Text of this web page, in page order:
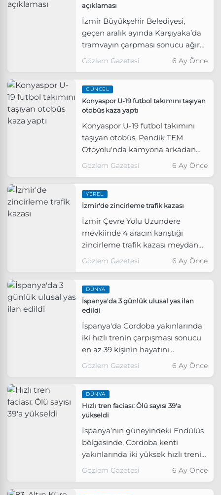
açıklaması
İzmir Büyükşehir Belediyesi,
geçen aralık ayında Karşıyaka’da
tramvayın çarpması sonucu ağır
yaralanan ve yoğun bakımda olan
alınmadığı ve kaza sonrasındaki
süreçte yetkililerin aile ile
yeterince ilgilenmediği yönündeki
iddialara ilişkin açıklama yaptı.
Gözlem Gazetesi 6 Ay Önce
GÜNCEL
Konyaspor U-19 futbol takımını taşıyan
otobüs kaza yaptı
Konyaspor U-19 futbol takımını
taşıyan otobüs, Pendik TEM
Otoyolu'nda kamyona arkadan
çarptı.
Gözlem Gazetesi 6 Ay Önce
YEREL
İzmir'de zincirleme trafik kazası
İzmir Çevre Yolu Uzundere
mevkiinde 4 aracın karıştığı
zincirleme trafik kazası meydana
geldi.
Gözlem Gazetesi 6 Ay Önce
DÜNYA
İspanya'da 3 günlük ulusal yas ilan
edildi
İspanya'da Cordoba yakınlarında
iki hızlı trenin çarpışması sonucu
en az 39 kişinin hayatını
kaybettiği kazanın ardından
Gözlem Gazetesi 6 Ay Önce
DÜNYA
Hızlı tren faciası: Ölü sayısı 39'a
yükseldi
İspanya’nın güneyindeki Endülüs
bölgesinde, Cordoba kenti
yakınlarında iki yüksek hızlı trenin
karıştığı kazada 39 kişi hayatını
Gözlem Gazetesi 6 Ay Önce